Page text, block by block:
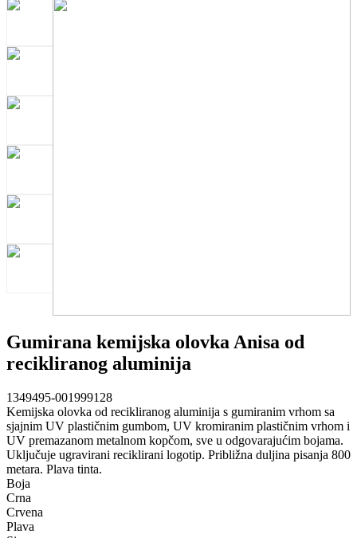
Gumirana kemijska olovka Anisa od
recikliranog aluminija
1349495-001999128
Kemijska olovka od recikliranog aluminija s gumiranim vrhom sa
sjajnim UV plastičnim gumbom, UV kromiranim plastičnim vrhom i
UV premazanom metalnom kopčom, sve u odgovarajućim bojama.
Uključuje ugravirani reciklirani logotip. Približna duljina pisanja 800
metara. Plava tinta.
Boja
Crna
Crvena
Plava